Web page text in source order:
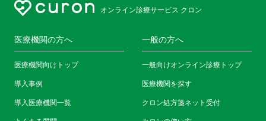
オンライン診療サービス クロン
医療機関の方へ
医療機関向けトップ
導入事例
導入医療機関一覧
一般の方へ
一般向けオンライン診療トップ
医療機関を探す
クロン処方箋ネット受付